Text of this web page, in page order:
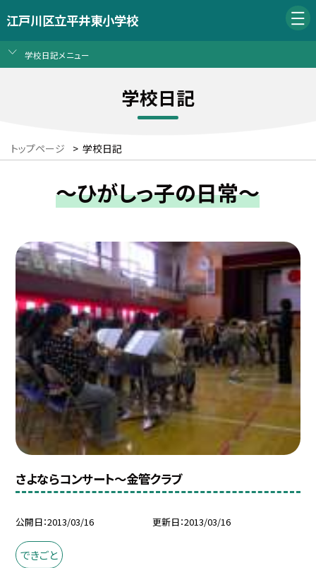
江戸川区立平井東小学校
学校日記メニュー
学校日記
トップページ > 学校日記
～ひがしっ子の日常～
さよならコンサート〜金管クラブ
公開日 2013/03/16 更新日 2013/03/16
できごと